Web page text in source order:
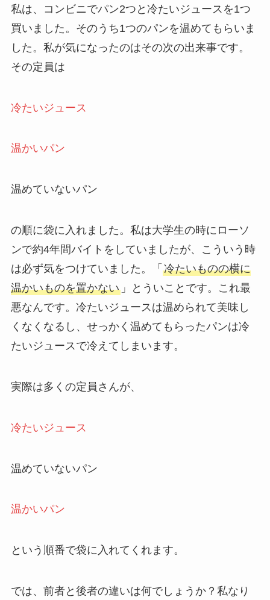
私は、コンビニでパン2つと冷たいジュースを1つ
買いました。そのうち1つのパンを温めてもらいま
した。私が気になったのはその次の出来事です。
その定員は
冷たいジュース
温かいパン
温めていないパン
の順に袋に入れました。私は大学生の時にローソ
ンで約4年間バイトをしていましたが、こういう時
は必ず気をつけていました。「 冷たいものの横に
温かいものを置かない」とういことです。これ最
悪なんです。冷たいジュースは温められて美味し
くなくなるし、せっかく温めてもらったパンは冷
たいジュースで冷えてしまいます。
実際は多くの定員さんが、
冷たいジュース
温めていないパン
温かいパン
という順番で袋に入れてくれます。
では、前者と後者の違いは何でしょうか？私なり